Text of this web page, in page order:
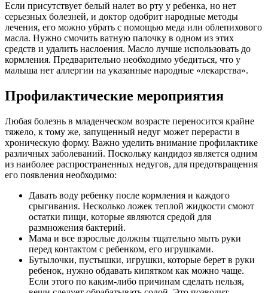
Если присутствует белый налет во рту у ребенка, но нет
серьезных болезней, и доктор одобрит народные методы
лечения, его можно убрать с помощью меда или облепихового
масла. Нужно смочить ватную палочку в одном из этих
средств и удалить наслоения. Масло лучше использовать до
кормления. Предварительно необходимо убедиться, что у
малыша нет аллергии на указанные народные «лекарства».
Профилактические мероприятия
Любая болезнь в младенческом возрасте переносится крайне
тяжело, к тому же, запущенный недуг может перерасти в
хроническую форму. Важно уделить внимание профилактике
различных заболеваний. Поскольку кандидоз является одним
из наиболее распространенных недугов, для предотвращения
его появления необходимо:
Давать воду ребенку после кормления и каждого
срыгивания. Несколько ложек теплой жидкости смоют
остатки пищи, которые являются средой для
размножения бактерий.
Мама и все взрослые должны тщательно мыть руки
перед контактом с ребенком, его игрушками.
Бутылочки, пустышки, игрушки, которые берет в руки
ребенок, нужно обдавать кипятком как можно чаще.
Если этого по каким-либо причинам сделать нельзя,